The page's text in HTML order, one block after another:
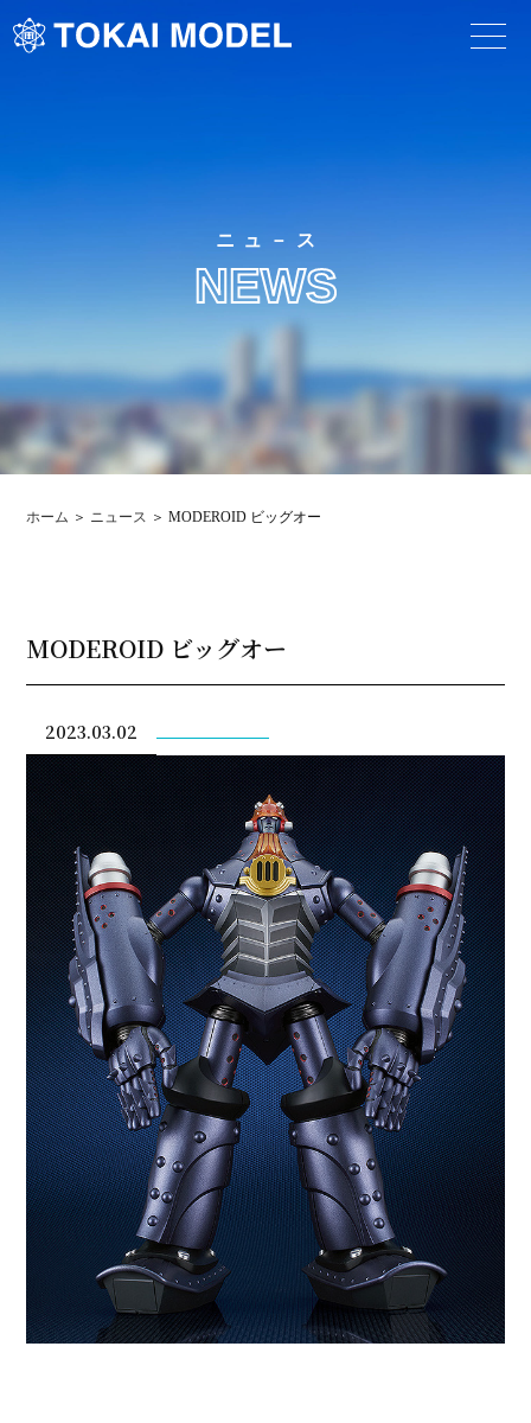
ニュ－ス
NEWS
ホーム ニュース MODEROID ビッグオー
MODEROID ビッグオー
2023.03.02